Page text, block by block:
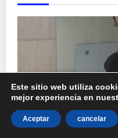
Bernie Miguel
“Millonarioff”,
dominicano de
Este sitio web utiliza
mejor experiencia en
Aceptar cancelar